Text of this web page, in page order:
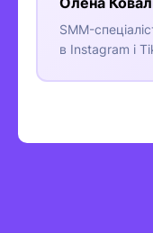
SMM-
в Instagram і